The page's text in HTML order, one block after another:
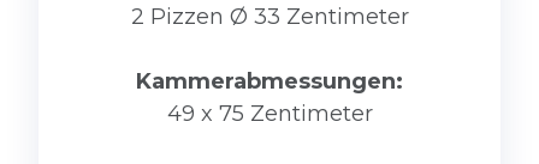
2 Pizzen Ø 33 Zentimeter
Kammerabmessungen:
49 x 75 Zentimeter